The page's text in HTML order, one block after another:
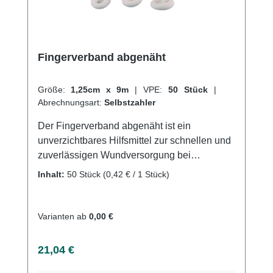
Fingerverband abgenäht
Größe: 1,25cm x 9m | VPE: 50 Stück |
Abrechnungsart: Selbstzahler
Der Fingerverband abgenäht ist ein
unverzichtbares Hilfsmittel zur schnellen und
zuverlässigen Wundversorgung bei
Verletzungen an den Fingern. Der Verband
die Anforderungen an Finger und
wasserabweisend, was eine schnelle
Inhalt: 50 Stück (0,42 € / 1 Stück)
Varianten ab 0,00 €
Regulärer Preis:
21,04 €